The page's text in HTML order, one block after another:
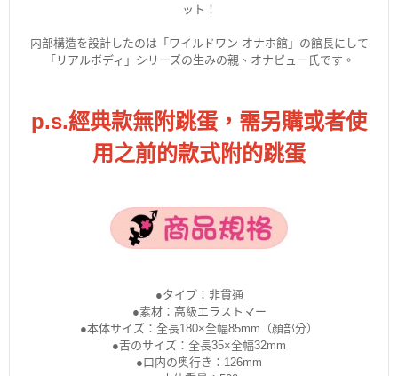
ット！
内部構造を設計したのは「ワイルドワン オナホ館」の館長にして
「リアルボディ」シリーズの生みの親、オナピュー氏です。
p.s.經典款無附跳蛋，需另購或者使
用之前的款式附的跳蛋
●タイプ：非貫通
●素材：高級エラストマー
●本体サイズ：全長180×全幅85mm（顔部分）
●舌のサイズ：全長35×全幅32mm
●口内の奥行き：126mm